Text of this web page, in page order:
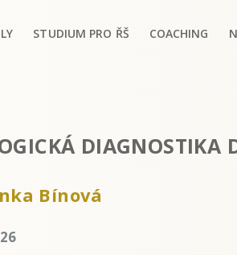
STUDIUM PRO ŘŠ COACHING
DIAGNOSTIKA
Bínová